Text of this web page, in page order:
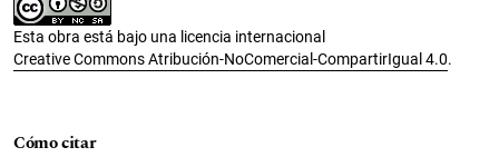
Esta obra está bajo una licencia internacional
Creative Commons Atribución-NoComercial-CompartirIgual 4.0.
Cómo citar